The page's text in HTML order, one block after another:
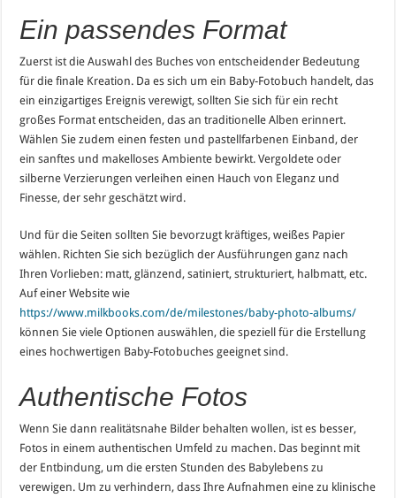
Ein passendes Format
Zuerst ist die Auswahl des Buches von entscheidender Bedeutung
für die finale Kreation. Da es sich um ein Baby-Fotobuch handelt, das
ein einzigartiges Ereignis verewigt, sollten Sie sich für ein recht
großes Format entscheiden, das an traditionelle Alben erinnert.
Wählen Sie zudem einen festen und pastellfarbenen Einband, der
ein sanftes und makelloses Ambiente bewirkt. Vergoldete oder
silberne Verzierungen verleihen einen Hauch von Eleganz und
Finesse, der sehr geschätzt wird.
Und für die Seiten sollten Sie bevorzugt kräftiges, weißes Papier
wählen. Richten Sie sich bezüglich der Ausführungen ganz nach
Ihren Vorlieben: matt, glänzend, satiniert, strukturiert, halbmatt, etc.
Auf einer Website wie
https://www.milkbooks.com/de/milestones/baby-photo-albums/
können Sie viele Optionen auswählen, die speziell für die Erstellung
eines hochwertigen Baby-Fotobuches geeignet sind.
Authentische Fotos
Wenn Sie dann realitätsnahe Bilder behalten wollen, ist es besser,
Fotos in einem authentischen Umfeld zu machen. Das beginnt mit
der Entbindung, um die ersten Stunden des Babylebens zu
verewigen. Um zu verhindern, dass Ihre Aufnahmen eine zu klinische